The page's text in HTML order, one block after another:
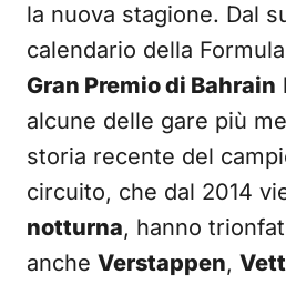
la nuova stagione. Dal
calendario della
Gran Premio di Bahrain
alcune delle gare più
storia recente del
circuito, che dal 2014
notturna, hanno
anche Verstappen,